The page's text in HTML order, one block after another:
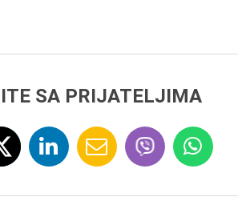
SA PRIJATELJIMA